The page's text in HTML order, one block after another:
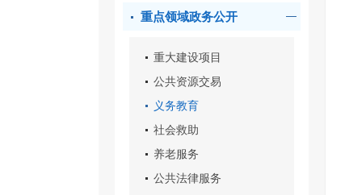
重点领域政务公开
重大建设项目
公共资源交易
义务教育
社会救助
养老服务
公共法律服务